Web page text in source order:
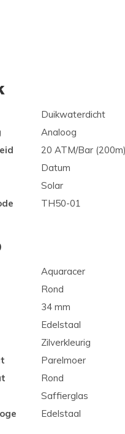
Duikwaterdicht
Analoog
20 ATM/Bar (200m)
Datum
Solar
TH50-01
Aquaracer
Rond
34 mm
Edelstaal
Zilverkleurig
Parelmoer
Rond
Saffierglas
Edelstaal